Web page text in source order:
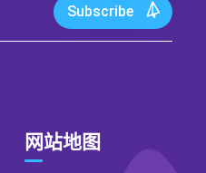
Subscribe
网站地图